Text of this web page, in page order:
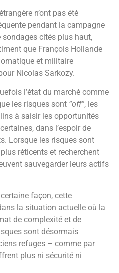
n’ont pas été
pendant la campagne
sondages cités plus haut,
que François Hollande
et militaire
Nicolas Sarkozy.
l’état du marché comme
les risques sont “off”, les
à saisir les opportunités
dans l’espoir de
Lorsque les risques sont
réticents et recherchent
sauvegarder leurs actifs
certaine façon, cette
la situation actuelle où la
de complexité et de
sont désormais
refuges – comme par
plus ni sécurité ni